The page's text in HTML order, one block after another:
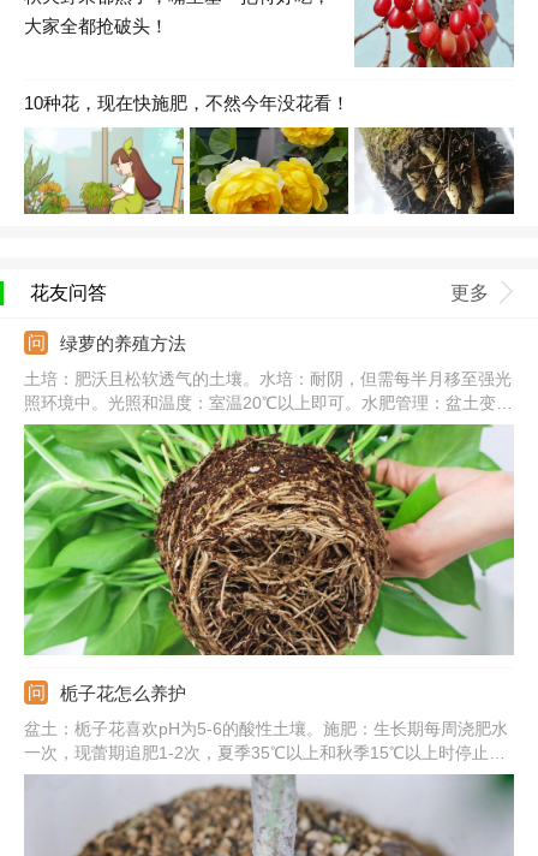
大家全都抢破头！
10种花，现在快施肥，不然今年没花看！
花友问答 更多
绿萝的养殖方法
土培：肥沃且松软透气的土壤。水培：耐阴，但需每半月移至强光
照环境中。光照和温度：室温20℃以上即可。水肥管理：盆土变干
需要及时浇水，一次浇透，秋冬减少浇水和施肥。常见病害：炭疽
病、根腐病、叶斑病。
栀子花怎么养护
盆土：栀子花喜欢pH为5-6的酸性土壤。施肥：生长期每周浇肥水
一次，现蕾期追肥1-2次，夏季35℃以上和秋季15℃以上时停止施
肥。浇水：保持盆土湿润，晚上可喷雾将叶片淋湿。光照：要充
足，除七八月份正午外可放在阳光下养护。